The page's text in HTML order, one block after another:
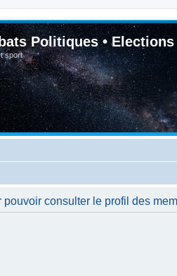
Politiques • Elections
sport
consulter le profil des